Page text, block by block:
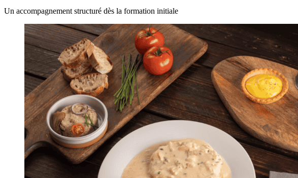
Un accompagnement structuré dès la formation initiale